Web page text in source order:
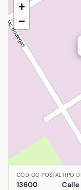
+
−
Ubicación de
CÓDIGO POSTAL
13600
TIPO
Calle